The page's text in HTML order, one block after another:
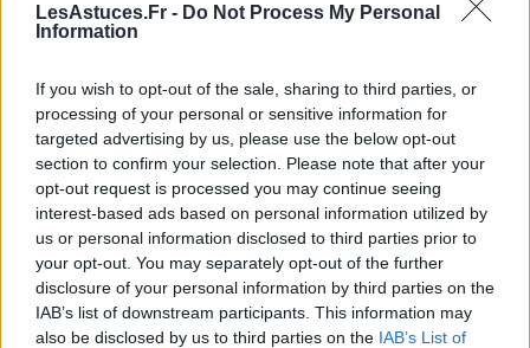
LesAstuces.Fr - Do Not Process My Personal
Information
If you wish to opt-out of the sale, sharing to third parties, or
processing of your personal or sensitive information for
targeted advertising by us, please use the below opt-out
section to confirm your selection. Please note that after your
opt-out request is processed you may continue seeing
interest-based ads based on personal information utilized by
us or personal information disclosed to third parties prior to
your opt-out. You may separately opt-out of the further
disclosure of your personal information by third parties on the
IAB’s list of downstream participants. This information may
also be disclosed by us to third parties on the IAB’s List of
C’est une solution idéale pour bénéficier d’une
d’été.
Réussir à rafraîchir une pièce
naturellement
Bien que nous ayons terminé notre tour d’horizon
des astuces de grand-mère pour rafraîchir une pièce,
n’oubliez pas que chaque maison est unique et que
l’efficacité de ces méthodes peut varier.